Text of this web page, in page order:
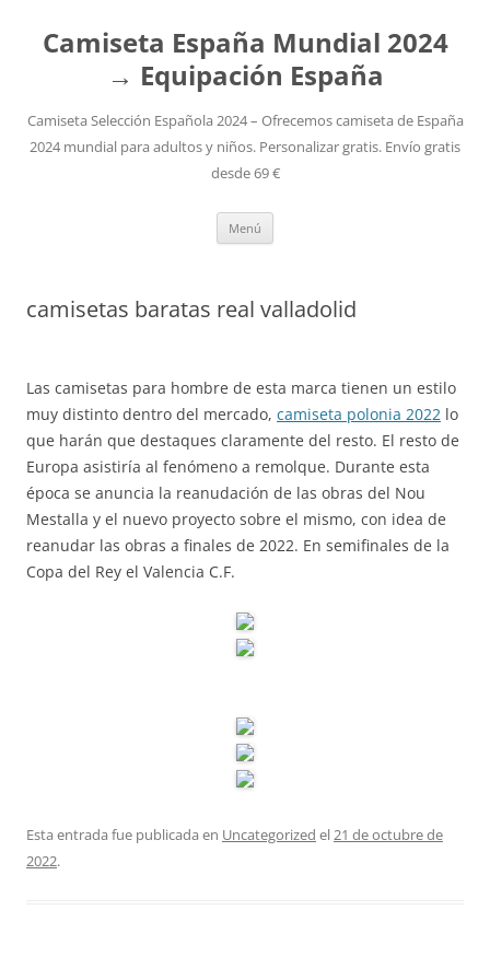
Camiseta España Mundial 2024
→ Equipación España
Camiseta Selección Española 2024 – Ofrecemos camiseta de España
2024 mundial para adultos y niños. Personalizar gratis. Envío gratis
desde 69 €
Menú
camisetas baratas real valladolid
Las camisetas para hombre de esta marca tienen un estilo
muy distinto dentro del mercado, camiseta polonia 2022 lo
que harán que destaques claramente del resto. El resto de
Europa asistiría al fenómeno a remolque. Durante esta
época se anuncia la reanudación de las obras del Nou
Mestalla y el nuevo proyecto sobre el mismo, con idea de
reanudar las obras a finales de 2022. En semifinales de la
Copa del Rey el Valencia C.F.
Esta entrada fue publicada en Uncategorized el21 de octubre de
2022.